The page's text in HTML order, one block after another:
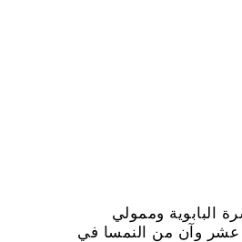
البابوية وممولي
عشر وآن من النمسا في